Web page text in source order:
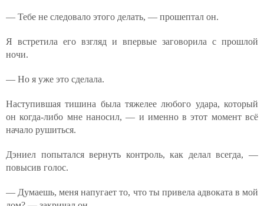
— Тебе не следовало этого делать, — прошептал он.
Я встретила его взгляд и впервые заговорила с прошлой
ночи.
— Но я уже это сделала.
Наступившая тишина была тяжелее любого удара, который
он когда-либо мне наносил, — и именно в этот момент всё
начало рушиться.
Дэниел попытался вернуть контроль, как делал всегда, —
повысив голос.
— Думаешь, меня напугает то, что ты привела адвоката в мой